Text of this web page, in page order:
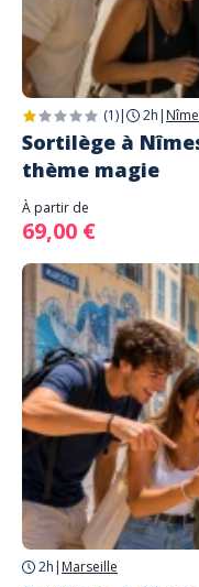
(1)| 2h |
Sortilège à
thème magie
À partir de
69,00 €
2h | Marseille